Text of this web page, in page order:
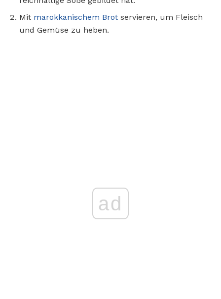
Mit marokkanischem Brot servieren, um Fleisch
und Gemüse zu heben.
ad